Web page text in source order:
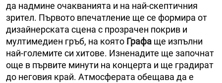
да надмине очакванията и на най-скептичния
зрител. Първото впечатление ще се формира от
дизайнерската сцена с прозрачен покрив и
мултимедиен гръб, на която Графа ще изпълни
най-големите си хитове. Изненадите ще започнат
още в първите минути на концерта и ще градират
до неговия край. Атмосферата обещава да е